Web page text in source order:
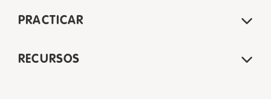
PRACTICAR
RECURSOS